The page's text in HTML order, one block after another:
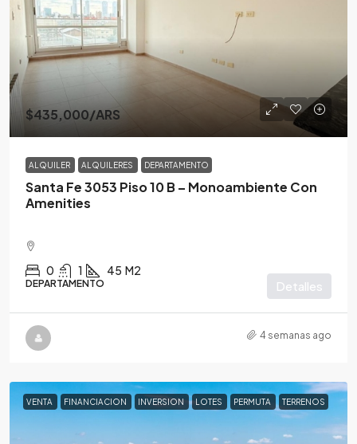
$435,000/ARS
ALQUILER ALQUILERES DEPARTAMENTO
Santa Fe 3053 Piso 10 B – Monoambiente Con
Amenities
0 1 45 M2
DEPARTAMENTO Detalles
4 semanas ago
VENTA FINANCIACION INVERSION LOTES PERMUTA TERRENOS